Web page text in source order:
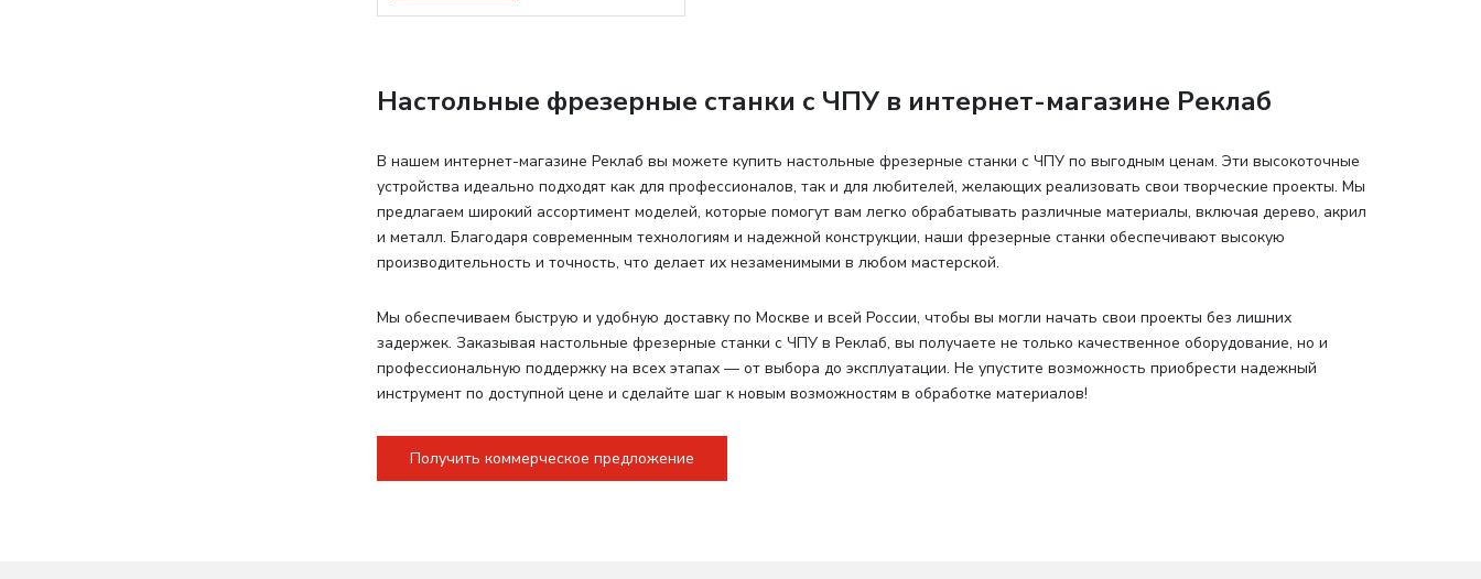
Настольные фрезерные станки с ЧПУ в интернет-магазине Реклаб
В нашем интернет-магазине Реклаб вы можете купить настольные фрезерные станки с ЧПУ по выгодным ценам. Эти высокоточные
устройства идеально подходят как для профессионалов, так и для любителей, желающих реализовать свои творческие проекты. Мы
предлагаем широкий ассортимент моделей, которые помогут вам легко обрабатывать различные материалы, включая дерево, акрил
и металл. Благодаря современным технологиям и надежной конструкции, наши фрезерные станки обеспечивают высокую
производительность и точность, что делает их незаменимыми в любом мастерской.
Мы обеспечиваем быструю и удобную доставку по Москве и всей России, чтобы вы могли начать свои проекты без лишних
задержек. Заказывая настольные фрезерные станки с ЧПУ в Реклаб, вы получаете не только качественное оборудование, но и
профессиональную поддержку на всех этапах — от выбора до эксплуатации. Не упустите возможность приобрести надежный
инструмент по доступной цене и сделайте шаг к новым возможностям в обработке материалов!
Получить коммерческое предложение